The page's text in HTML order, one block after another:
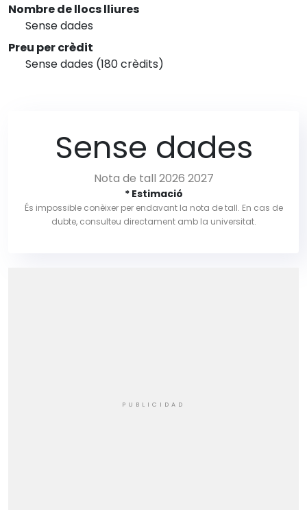
Nombre de llocs lliures
Sense dades
Preu per crèdit
Sense dades (180 crèdits)
Sense dades
Nota de tall 2026 2027
* Estimació
És impossible conèixer per endavant la nota de tall. En cas de
dubte, consulteu directament amb la universitat.